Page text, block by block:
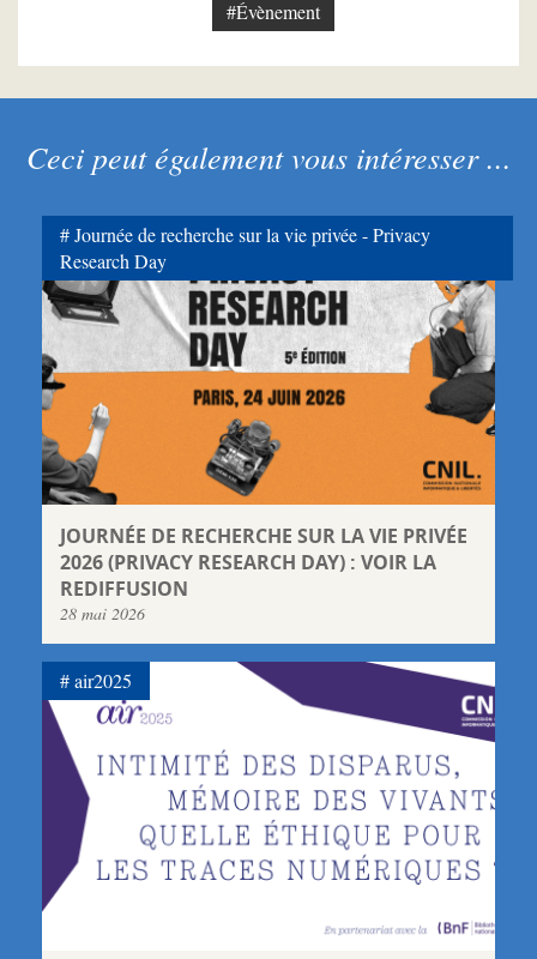
#Évènement
Ceci peut également vous intéresser ...
JOURNÉE DE RECHERCHE SUR LA VIE PRIVÉE
2026 (PRIVACY RESEARCH DAY) : VOIR LA
REDIFFUSION
28 mai 2026
Journée de recherche sur la vie privée - Privacy
Research Day
air2025